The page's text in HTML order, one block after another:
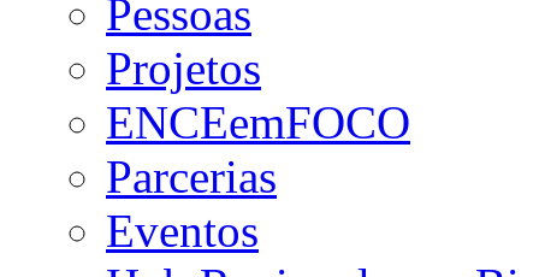
Pessoas
Projetos
ENCEemFOCO
Parcerias
Eventos